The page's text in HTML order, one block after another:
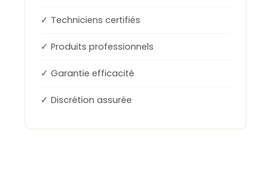
✓ Techniciens certifiés
✓ Produits professionnels
✓ Garantie efficacité
✓ Discrétion assurée